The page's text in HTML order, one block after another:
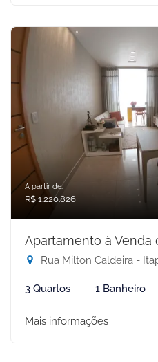
A partir de:
R$ 1.220.826
Apartamento à Venda
Rua Milton Caldeira -
3 Quartos 1 Banheiro
Mais informações